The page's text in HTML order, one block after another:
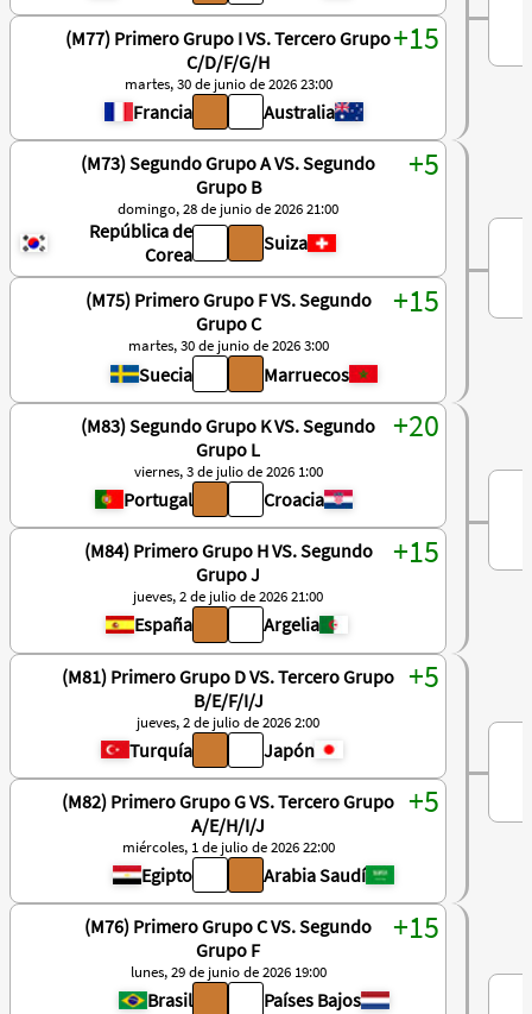
(M77) Primero Grupo I VS. Tercero Grupo
C/D/F/G/H
martes, 30 de junio de 2026 23:00
Francia Australia
(M73) Segundo Grupo A VS. Segundo
Grupo B
domingo, 28 de junio de 2026 21:00
República de
Corea
Suiza
(M75) Primero Grupo F VS. Segundo
Grupo C
martes, 30 de junio de 2026 3:00
Suecia Marruecos
(M83) Segundo Grupo K VS. Segundo
Grupo L
viernes, 3 de julio de 2026 1:00
Portugal Croacia
(M84) Primero Grupo H VS. Segundo
Grupo J
jueves, 2 de julio de 2026 21:00
España Argelia
(M81) Primero Grupo D VS. Tercero Grupo
B/E/F/I/J
jueves, 2 de julio de 2026 2:00
Turquía Japón
(M82) Primero Grupo G VS. Tercero Grupo
A/E/H/I/J
miércoles, 1 de julio de 2026 22:00
Egipto Arabia Saudí
(M76) Primero Grupo C VS. Segundo
Grupo F
lunes, 29 de junio de 2026 19:00
Brasil Países Bajos